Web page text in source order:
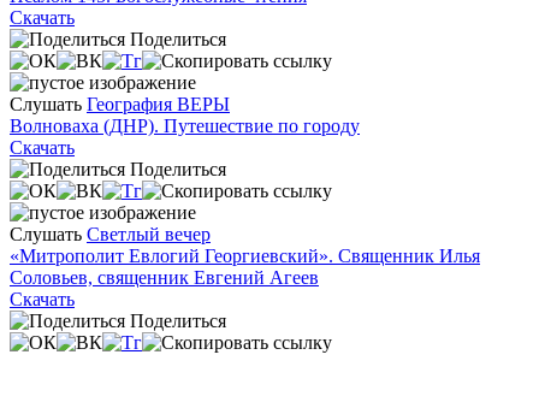
Скачать
Поделиться
Слушать География ВЕРЫ
Волноваха (ДНР). Путешествие по городу
Скачать
Поделиться
Слушать Светлый вечер
«Митрополит Евлогий Георгиевский». Священник Илья
Соловьев, священник Евгений Агеев
Скачать
Поделиться